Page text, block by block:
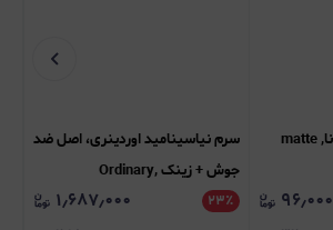
رژ لب های برند لوکسیانا, matte
۹۶٫۰۰۰
سرم نیاسینامید اوردینری، اصل ضد
جوش + زینک Ordinary,
Niacinamide 10% + Zinc 1%
۲۳٪ ۱٫۶۸۷٫۰۰۰